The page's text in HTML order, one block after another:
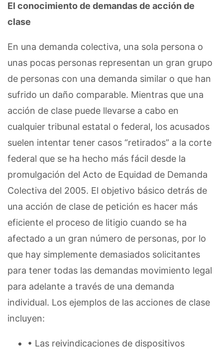
El conocimiento de demandas de acción de
clase
En una demanda colectiva, una sola persona o
unas pocas personas representan un gran grupo
de personas con una demanda similar o que han
sufrido un daño comparable. Mientras que una
acción de clase puede llevarse a cabo en
cualquier tribunal estatal o federal, los acusados
suelen intentar tener casos “retirados” a la corte
federal que se ha hecho más fácil desde la
promulgación del Acto de Equidad de Demanda
Colectiva del 2005. El objetivo básico detrás de
una acción de clase de petición es hacer más
eficiente el proceso de litigio cuando se ha
afectado a un gran número de personas, por lo
que hay simplemente demasiados solicitantes
para tener todas las demandas movimiento legal
para adelante a través de una demanda
individual. Los ejemplos de las acciones de clase
incluyen:
• Las reivindicaciones de dispositivos